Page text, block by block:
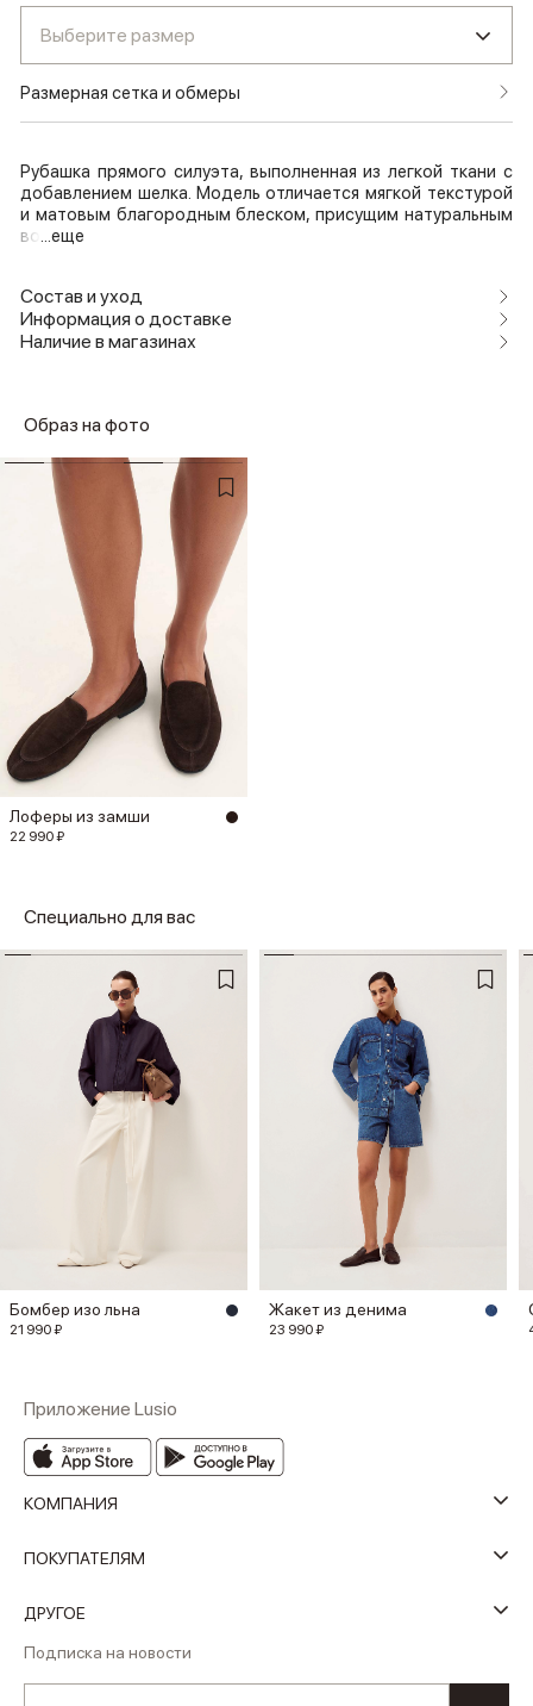
Выберите размер
Размерная сетка и обмеры
Рубашка прямого силуэта, выполненная из легкой ткани с
добавлением шелка. Модель отличается мягкой текстурой
и матовым благородным блеском, присущим натуральным
во ...еще
Состав и уход
Информация о доставке
Наличие в магазинах
Образ на фото
Лоферы из замши
22 990 ₽
Специально для вас
Бомбер изо льна
21 990 ₽
Жакет из денима
23 990 ₽
Приложение Lusio
КОМПАНИЯ
ПОКУПАТЕЛЯМ
ДРУГОЕ
Подписка на новости